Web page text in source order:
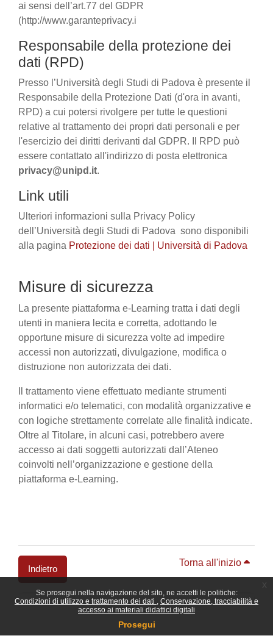
Se prosegui nella navigazione del sito, ne accetti le politiche:
Condizioni di utilizzo e trattamento dei dati
Conservazione, tracciabilità e
accesso ai materiali didattici digitali
Prosegui
ai sensi dell’art.77 del GDPR
(http://www.garanteprivacy.i
Responsabile della protezione dei
dati (RPD)
Presso l’Università degli Studi di Padova è presente il
Responsabile della Protezione Dati (d'ora in avanti,
RPD) a cui potersi rivolgere per tutte le questioni
relative al trattamento dei propri dati personali e per
l'esercizio dei diritti derivanti dal GDPR. Il RPD può
essere contattato all'indirizzo di posta elettronica
privacy@unipd.it.
Link utili
Ulteriori informazioni sulla Privacy Policy
dell’Università degli Studi di Padova sono disponibili
alla pagina Protezione dei dati | Università di Padova
Misure di sicurezza
La presente piattaforma e-Learning tratta i dati degli
utenti in maniera lecita e corretta, adottando le
opportune misure di sicurezza volte ad impedire
accessi non autorizzati, divulgazione, modifica o
distruzione non autorizzata dei dati.
Il trattamento viene effettuato mediante strumenti
informatici e/o telematici, con modalità organizzative e
con logiche strettamente correlate alle finalità indicate.
Oltre al Titolare, in alcuni casi, potrebbero avere
accesso ai dati soggetti autorizzati dall’Ateneo
coinvolti nell’organizzazione e gestione della
piattaforma e-Learning.
Indietro
Torna all'inizio
Blocchi